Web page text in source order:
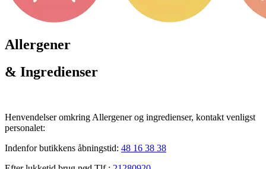
Allergener
& Ingredienser
Henvendelser omkring Allergener og ingredienser, kontakt venligst
personalet:
Indenfor butikkens åbningstid: 48 16 38 38